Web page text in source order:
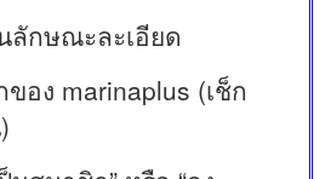
ลักษณะละเอียด
อง marinaplus (เช็ก